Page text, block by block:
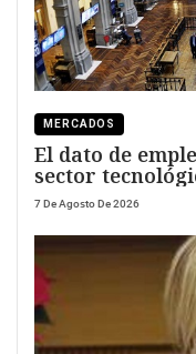
MERCADOS
El dato de
sector
7 De Agosto De 2026